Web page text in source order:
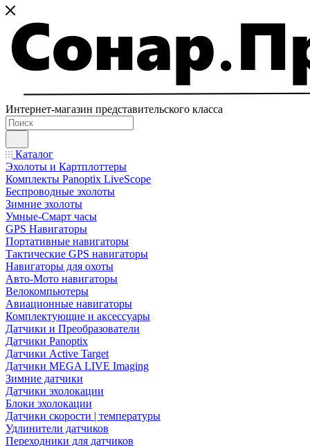
Интернет-магазин представительского класса
Каталог
Эхолоты и Картплоттеры
Комплекты Panoptix LiveScope
Беспроводные эхолоты
Зимние эхолоты
Умные-Смарт часы
GPS Навигаторы
Портативные навигаторы
Тактические GPS навигаторы
Навигаторы для охоты
Авто-Мото навигаторы
Велокомпьютеры
Авиационные навигаторы
Комплектующие и аксессуары
Датчики и Преобразователи
Датчики Panoptix
Датчики Active Target
Датчики MEGA LIVE Imaging
Зимние датчики
Датчики эхолокации
Блоки эхолокации
Датчики скорости | температуры
Удлинители датчиков
Переходники для датчиков